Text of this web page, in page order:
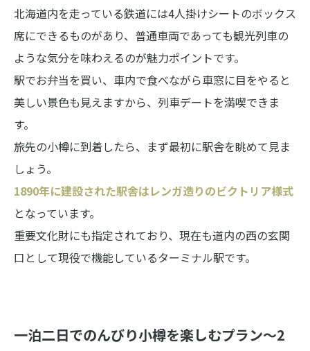
北海道内を走っている鉄道には4人掛けシートのボックス
席にできるものがあり、普通車両であっても観光列車の
ような気分を味わえるのが魅力ポイントです。
駅でお弁当を買い、車内で食べながら車窓に目をやると
美しい景色も見えますから、列車デートを満喫できま
す。
旅先の小樽に到着したら、まず最初に駅舎を眺めて見ま
しょう。
1890年に建設された駅舎はレンガ造りのビクトリア様式
となっています。
重要文化財にも指定されており、現在も道内の西の玄関
口として現役で機能しているターミナル駅です。
一泊二日でのんびり小樽を楽しむプラン～2